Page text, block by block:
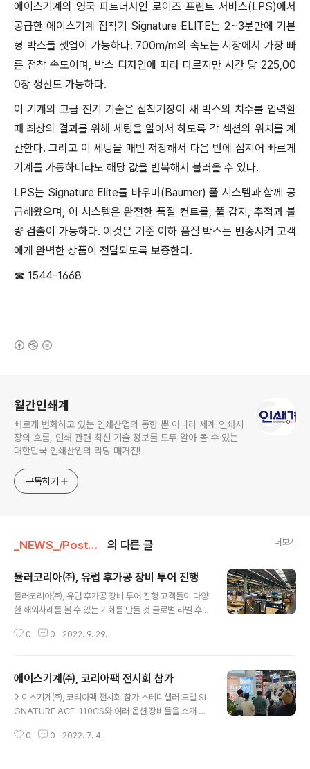
에이스기계의 영국 파트너사인 로이즈 프린트 서비스(LPS)에서
공급한 에이스기계 접착기 Signature ELITE는 2~3분만에 기본
형 박스들 셋업이 가능하다. 700m/m의 속도는 시장에서 가장 빠
른 접착 속도이며, 박스 디자인에 따라 다르지만 시간 당 225,00
0장 생산도 가능하다.
이 기계의 고급 전기 기술은 접착기장이 새 박스의 치수를 입력할
때 최상의 결과를 위해 세팅을 알아서 하도록 각 섹션의 위치를 계
산한다. 그리고 이 세팅을 매번 저장해서 다음 번에 심지어 빠르게
기계를 가동하더라도 해당 값을 반복해서 불러올 수 있다.
LPS는 Signature Elite를 바우머(Baumer) 풀 시스템과 함께 공
급해왔으며, 이 시스템은 완전한 품질 컨트롤, 풀 감지, 추적과 불
량 검출이 가능하다. 이것은 기준 이하 품질 박스는 반송시켜 고객
에게 완벽한 상품이 전달되도록 보증한다.
☎ 1544-1668
월간인쇄계
빠르게 변화하고 있는 인쇄산업의 동향 뿐 아니라 세계 인쇄시
장의 흐름, 인쇄 관련 최신 기술 정보를 모두 알아 볼 수 있는
대한민국 인쇄산업의 리딩 매거진!
구독하기
_NEWS_/PostPress 의 다른 글 더보기
뮬러코리아㈜, 유럽 후가공 장비 투어 진행
뮬러코리아㈜, 유럽 후가공 장비 투어 진행 고객들이 다양
한 해외사례를 볼 수 있는 기회를 만들 것 글로벌 라벨 후가
a) 본사에서 아시아와 호주, 미주 등 전 세계 라벨 인쇄분야
GIFASTone과 DIGIFAST20000, DIGI COMPACT
등의 시연과 함께 인디고 등 디지털 인쇄 장비와의 인라인
작업 구성과 BST와 DecoSystem의 온보드 검사 시스
와인 메이커 Leone Conti가 PRATI 한정판으로 제작한
0 0 2022. 9. 29.
에이스기계㈜, 코리아팩 전시회 참가
에이스기계㈜, 코리아팩 전시회 참가 스테디셀러 모델 SI
GNATURE ACE-110CS와 여러 옵션 장비들을 소개 자
철/www.acegluer.com)가 지난 6월 14일부터 17일까
0 0 2022. 7. 4.